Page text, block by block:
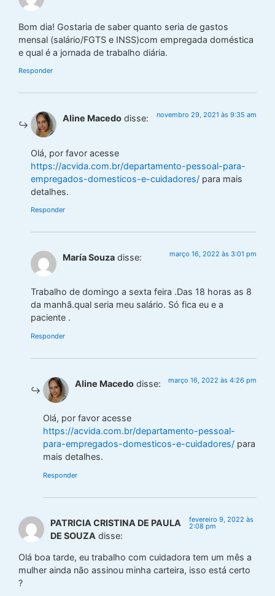
Bom dia! Gostaria de saber quanto seria de gastos
mensal (salário/FGTS e INSS)com empregada doméstica
e qual é a jornada de trabalho diária.
Responder
Aline Macedo disse: novembro 29, 2021 às 9:35 am
Olá, por favor acesse
https://acvida.com.br/departamento-pessoal-para-
empregados-domesticos-e-cuidadores/ para mais
detalhes.
Responder
María Souza disse: março 16, 2022 às 3:01 pm
Trabalho de domingo a sexta feira .Das 18 horas as 8
da manhã.qual seria meu salário. Só fica eu e a
paciente .
Responder
Aline Macedo disse: março 16, 2022 às 4:26 pm
Olá, por favor acesse
https://acvida.com.br/departamento-pessoal-
para-empregados-domesticos-e-cuidadores/ para
mais detalhes.
Responder
PATRICIA CRISTINA DE PAULA
DE SOUZA disse:
fevereiro 9, 2022 às
2:08 pm
Olá boa tarde, eu trabalho com cuidadora tem um mês a
mulher ainda não assinou minha carteira, isso está certo
?